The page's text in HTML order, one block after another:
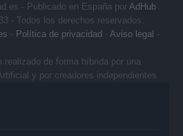
- Publicado en España por AdHub
- Todos los derechos reservados.
- Política de privacidad - Aviso legal -
de forma híbrida por una
y por creadores independientes